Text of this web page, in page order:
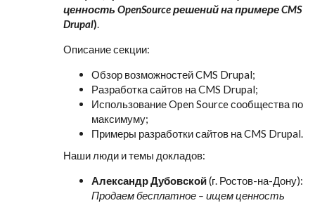
ценность OpenSource решений на примере CMS
Drupal).
Описание секции:
Обзор возможностей CMS Drupal;
Разработка сайтов на CMS Drupal;
Использование Open Source сообщества по
максимуму;
Примеры разработки сайтов на CMS Drupal.
Наши люди и темы докладов:
Александр Дубовской(г. Ростов-на-Дону):
Продаем бесплатное – ищем ценность